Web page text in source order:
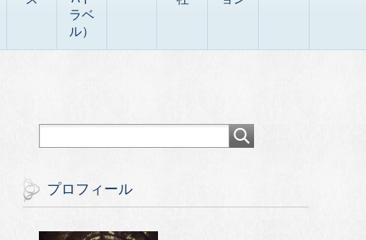
ラベ
ル）
プロフィール